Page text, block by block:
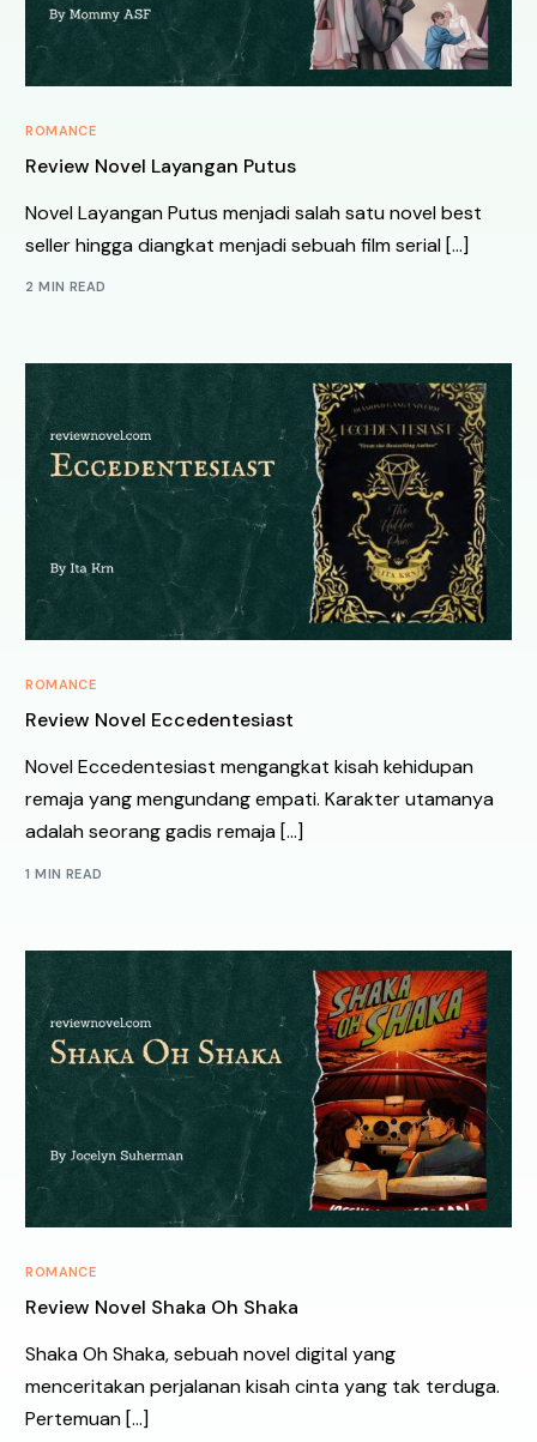
ROMANCE
Review Novel Layangan Putus
Novel Layangan Putus menjadi salah satu novel best
seller hingga diangkat menjadi sebuah film serial […]
2 MIN READ
ROMANCE
Review Novel Eccedentesiast
Novel Eccedentesiast mengangkat kisah kehidupan
remaja yang mengundang empati. Karakter utamanya
adalah seorang gadis remaja […]
1 MIN READ
ROMANCE
Review Novel Shaka Oh Shaka
Shaka Oh Shaka, sebuah novel digital yang
menceritakan perjalanan kisah cinta yang tak terduga.
Pertemuan […]